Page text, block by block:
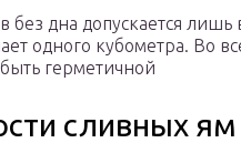
дна допускается лишь
одного кубометра. Во
герметичной
сливных ям